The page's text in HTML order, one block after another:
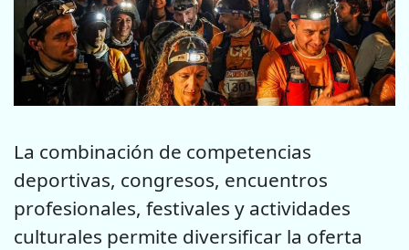
La combinación de competencias
deportivas, congresos, encuentros
profesionales, festivales y actividades
culturales permite diversificar la oferta